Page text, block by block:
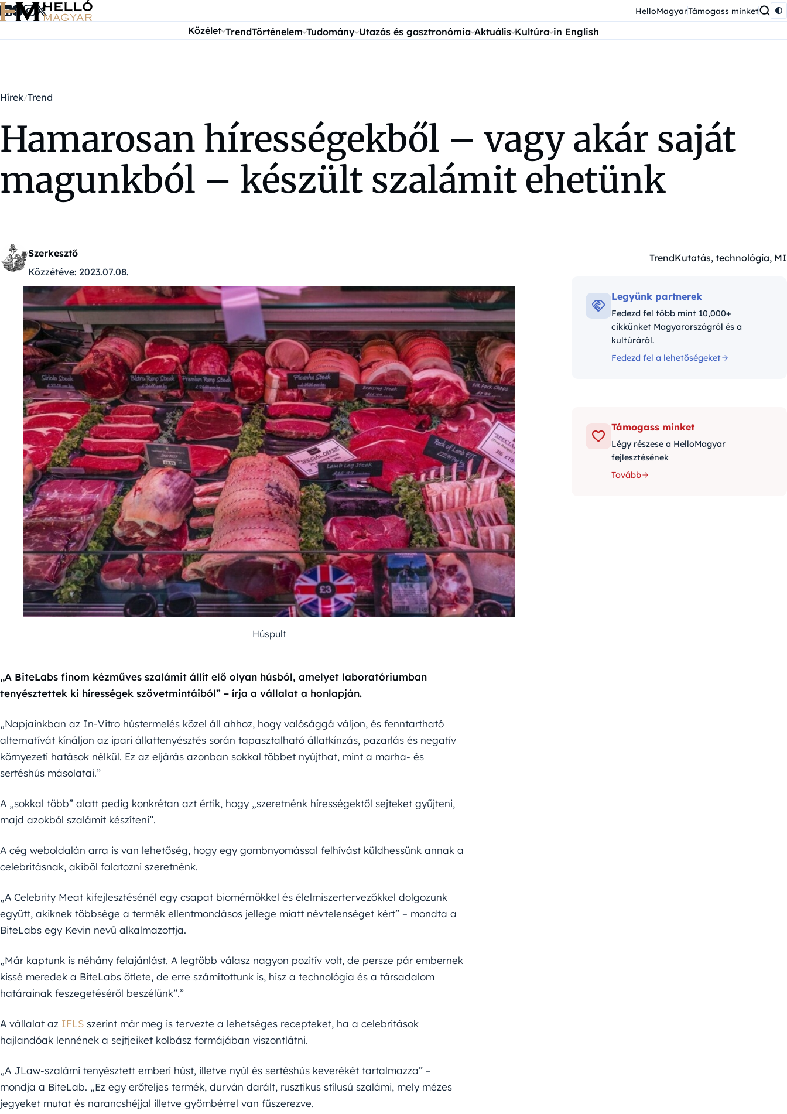
Ugrás a tartalomra HelloMagyarTámogass minket
Közélet TrendTörténelem Tudomány Utazás és gasztronómia Aktuális Kultúra in English
Hírek Trend
Hamarosan hírességekből – vagy akár saját
magunkból – készült szalámit ehetünk
Szerkesztő
Közzétéve: 2023.07.08.
Kategóriák:
TrendKutatás, technológia, MI
Húspult
„A BiteLabs finom kézműves szalámit állít elő olyan húsból, amelyet laboratóriumban
tenyésztettek ki hírességek szövetmintáiból” – írja a vállalat a honlapján.
„Napjainkban az In-Vitro hústermelés közel áll ahhoz, hogy valósággá váljon, és fenntartható
alternatívát kínáljon az ipari állattenyésztés során tapasztalható állatkínzás, pazarlás és negatív
környezeti hatások nélkül. Ez az eljárás azonban sokkal többet nyújthat, mint a marha- és
sertéshús másolatai.”
A „sokkal több” alatt pedig konkrétan azt értik, hogy „szeretnénk hírességektől sejteket gyűjteni,
majd azokból szalámit készíteni”.
A cég weboldalán arra is van lehetőség, hogy egy gombnyomással felhívást küldhessünk annak a
celebritásnak, akiből falatozni szeretnénk.
„A Celebrity Meat kifejlesztésénél egy csapat biomérnökkel és élelmiszertervezőkkel dolgozunk
együtt, akiknek többsége a termék ellentmondásos jellege miatt névtelenséget kért” – mondta a
BiteLabs egy Kevin nevű alkalmazottja.
„Már kaptunk is néhány felajánlást. A legtöbb válasz nagyon pozitív volt, de persze pár embernek
kissé meredek a BiteLabs ötlete, de erre számítottunk is, hisz a technológia és a társadalom
határainak feszegetéséről beszélünk”.”
A vállalat az IFLS szerint már meg is tervezte a lehetséges recepteket, ha a celebritások
hajlandóak lennének a sejtjeiket kolbász formájában viszontlátni.
„A JLaw-szalámi tenyésztett emberi húst, illetve nyúl és sertéshús keverékét tartalmazza” –
mondja a BiteLab. „Ez egy erőteljes termék, durván darált, rusztikus stílusú szalámi, mely mézes
jegyeket mutat és narancshéjjal illetve gyömbérrel van fűszerezve.
Legyünk partnerek
Fedezd fel több mint 10,000+
cikkünket Magyarországról és a
kultúráról.
Fedezd fel a lehetőségeket
Támogass minket
Légy részese a HelloMagyar
fejlesztésének
Tovább